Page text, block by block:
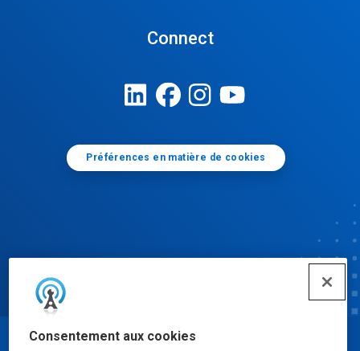
Consentement aux cookies
Connect
Préférences en matière de cookies